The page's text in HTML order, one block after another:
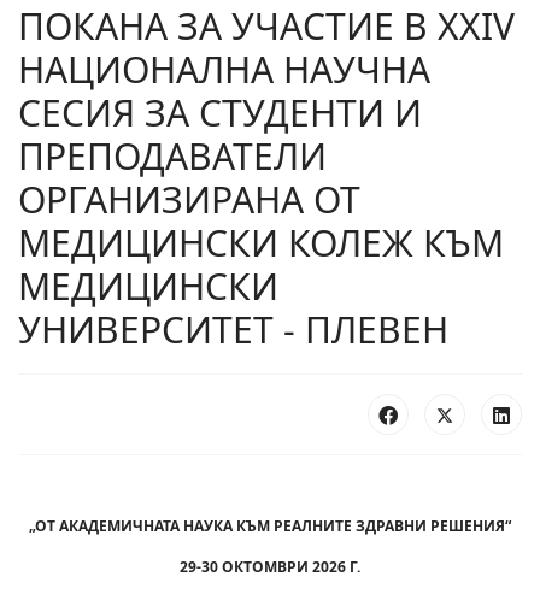
ПОКАНА ЗА УЧАСТИЕ В XXIV
НАЦИОНАЛНА НАУЧНА
СЕСИЯ ЗА СТУДЕНТИ И
ПРЕПОДАВАТЕЛИ
ОРГАНИЗИРАНА ОТ
МЕДИЦИНСКИ КОЛЕЖ КЪМ
МЕДИЦИНСКИ
УНИВЕРСИТЕТ - ПЛЕВЕН
„ОТ АКАДЕМИЧНАТА НАУКА КЪМ РЕАЛНИТЕ ЗДРАВНИ РЕШЕНИЯ“
29-30 ОКТОМВРИ 2026 Г.